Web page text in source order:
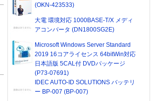
(OKN-423533)
大電 環境対応 1000BASE-T/X メディ
アコンバータ (DN1800SG2E)
Microsoft Windows Server Standard
2019 16コアライセンス 64bitWin対応
日本語版 5CAL付 DVDパッケージ
(P73-07691)
IDEC AUTO-ID SOLUTIONS バッテリ
ー BP-007 (BP-007)